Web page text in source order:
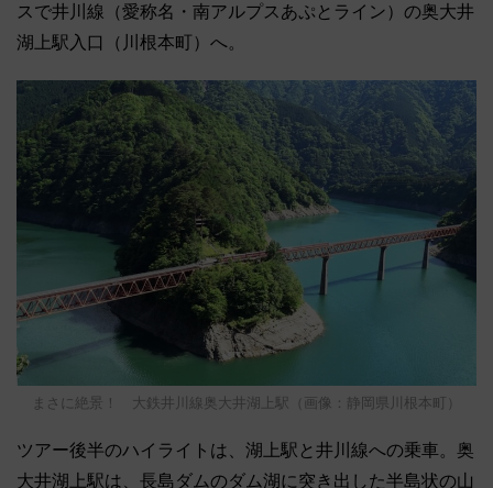
スで井川線（愛称名・南アルプスあぷとライン）の奥大井
湖上駅入口（川根本町）へ。
まさに絶景！ 大鉄井川線奥大井湖上駅（画像：静岡県川根本町）
ツアー後半のハイライトは、湖上駅と井川線への乗車。奥
大井湖上駅は、長島ダムのダム湖に突き出した半島状の山